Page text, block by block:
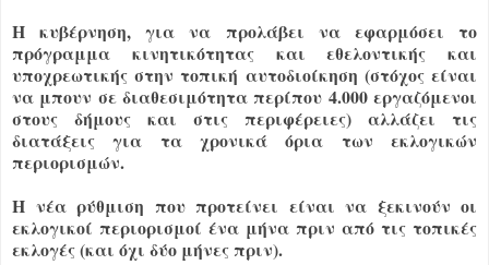
Η κυβέρνηση, για να προλάβει να εφαρμόσει το
πρόγραμμα κινητικότητας και εθελοντικής και
υποχρεωτικής στην τοπική αυτοδιοίκηση (στόχος είναι
να μπουν σε διαθεσιμότητα περίπου 4.000 εργαζόμενοι
στους δήμους και στις περιφέρειες) αλλάζει τις
διατάξεις για τα χρονικά όρια των εκλογικών
περιορισμών.
Η νέα ρύθμιση που προτείνει είναι να ξεκινούν οι
εκλογικοί περιορισμοί ένα μήνα πριν από τις τοπικές
εκλογές (και όχι δύο μήνες πριν).